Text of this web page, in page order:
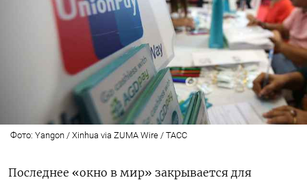
Фото: Yangon / Xinhua via ZUMA Wire / ТАСС
Последнее «окно в мир» закрывается для